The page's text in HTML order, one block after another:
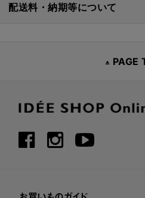
配送料・納期等について
PAGE